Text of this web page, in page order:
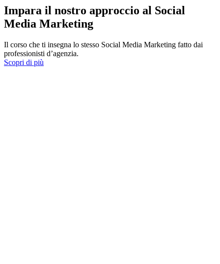
Impara il nostro approccio al Social
Media Marketing
Il corso che ti insegna lo stesso Social Media Marketing fatto dai
professionisti d’agenzia.
Scopri di più